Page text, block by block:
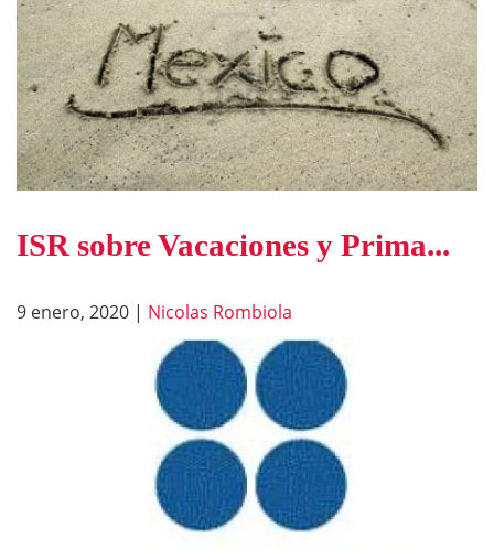
ISR sobre Vacaciones y Prima...
9 enero, 2020 | Nicolas Rombiola